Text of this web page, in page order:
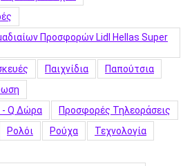
Προσφορών Lidl Hellas Super
Παιχνίδια
Παπούτσια
- Q Δώρα
Προσφορές Τηλεοράσεις
Ρολόι Ρούχα
Τεχνολογία